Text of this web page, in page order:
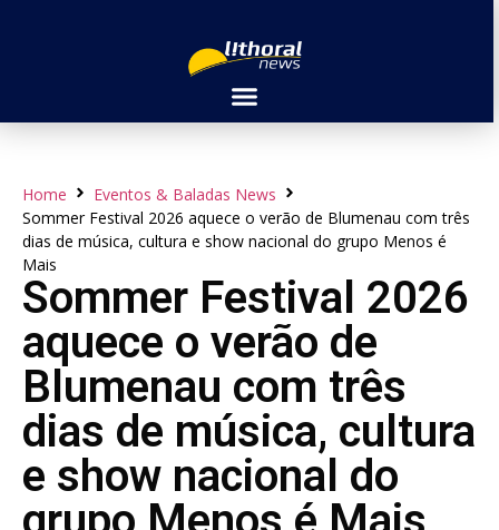
Home
Eventos & Baladas News
Sommer Festival 2026 aquece o verão de Blumenau com três
dias de música, cultura e show nacional do grupo Menos é
Mais
Sommer Festival 2026
aquece o verão de
Blumenau com três
dias de música, cultura
e show nacional do